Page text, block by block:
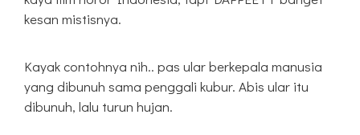
kesan mistisnya.
Kayak contohnya nih.. pas ular berkepala manusia
yang dibunuh sama penggali kubur. Abis ular itu
dibunuh, lalu turun hujan.